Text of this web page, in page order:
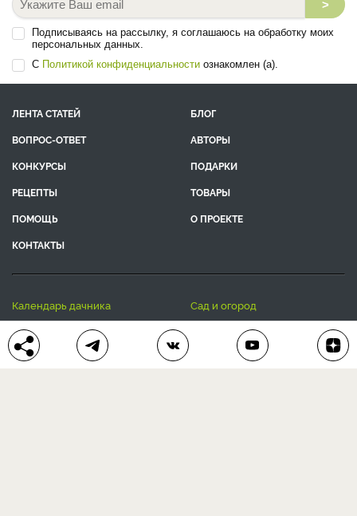
>
Подписываясь на рассылку, я соглашаюсь на обработку моих
персональных данных.
С Политикой конфиденциальности ознакомлен (а).
ЛЕНТА СТАТЕЙ
БЛОГ
ВОПРОС-ОТВЕТ
АВТОРЫ
КОНКУРСЫ
ПОДАРКИ
РЕЦЕПТЫ
ТОВАРЫ
ПОМОЩЬ
О ПРОЕКТЕ
КОНТАКТЫ
календарь дачника
сад и огород
цветы и растения
дачный дизайн
хозяйственные дела
полезные рецепты